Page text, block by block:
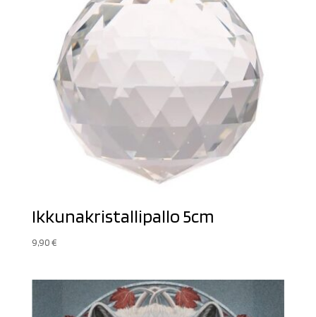
Ikkunakristallipallo 5cm
9,90€